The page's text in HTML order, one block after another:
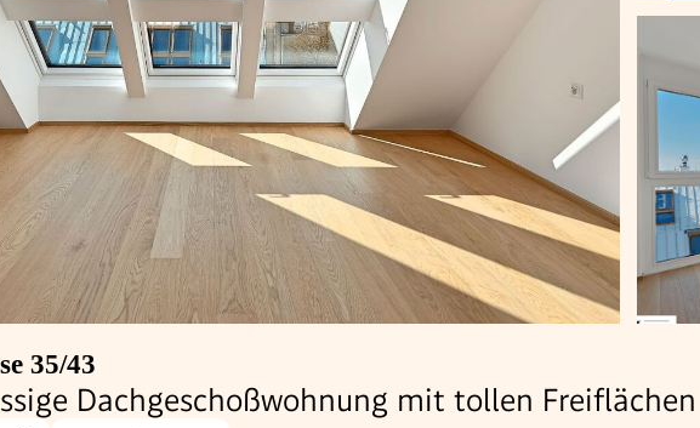
35/43
Dachgeschoßwohnung mit tollen